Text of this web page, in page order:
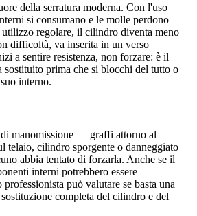
della serratura moderna. Con l'uso
si consumano e le molle perdono
regolare, il cilindro diventa meno
difficoltà, va inserita in un verso
a sentire resistenza, non forzare: è il
sostituito prima che si blocchi del tutto o
interno.
di manomissione — graffi attorno al
telaio, cilindro sporgente o danneggiato
abbia tentato di forzarla. Anche se il
interni potrebbero essere
può valutare se basta una
completa del cilindro e del